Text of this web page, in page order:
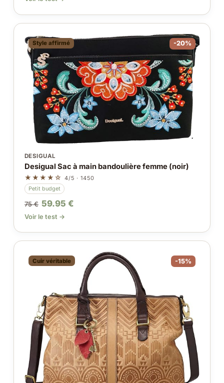
Style affirmé -20%
DESIGUAL
Desigual Sac à main bandoulière femme (noir)
★★★★☆ 4/5 · 1450
Petit budget
75 € 59.95 €
Voir le test →
Cuir véritable -15%